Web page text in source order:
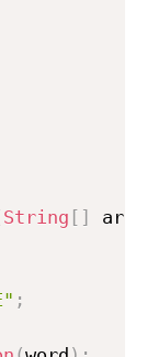
String [ ] args
;